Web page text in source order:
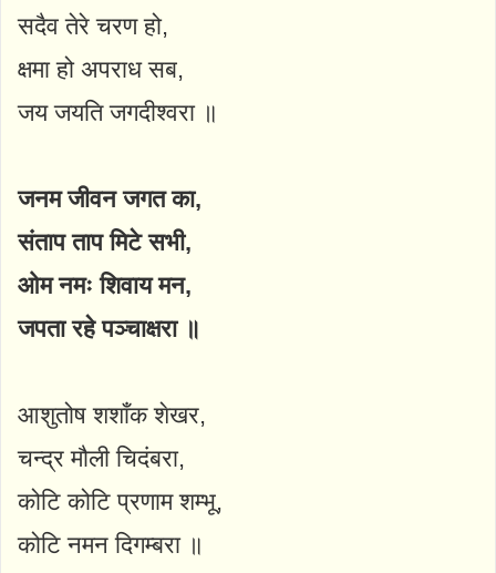
सदैव तेरे चरण हो,
क्षमा हो अपराध सब,
जय जयति जगदीश्वरा ॥
जनम जीवन जगत का,
संताप ताप मिटे सभी,
ओम नमः शिवाय मन,
जपता रहे पञ्चाक्षरा ॥
आशुतोष शशाँक शेखर,
चन्द्र मौली चिदंबरा,
कोटि कोटि प्रणाम शम्भू,
कोटि नमन दिगम्बरा ॥